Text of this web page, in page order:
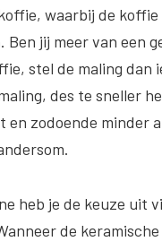
waarbij de
Ben jij meer van een
stel de maling dan
des te sneller
en zodoende minder
heb je de keuze uit
de